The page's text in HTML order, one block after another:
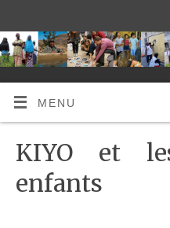
MENU
KIYO et
enfants